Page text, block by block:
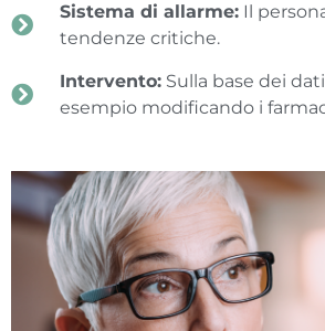
Sistema di allarme: Il
tendenze critiche.
Intervento: Sulla base dei
esempio modificando i